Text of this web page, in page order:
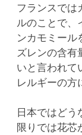
フランスでは
ルのことで、
ンカモミール
ズレンの含有
いと言われて
レルギーの方
日本ではどう
限りでは花芯